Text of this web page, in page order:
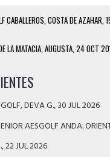
CABALLEROS, COSTA DE AZAHAR,
LA MATACIA, AUGUSTA, 24 OCT
DEVA G., 30 JUL 2026
AESGOLF ANDA.
22 JUL 2026